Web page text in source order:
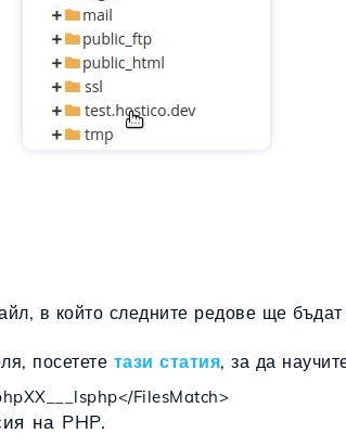
, в който следните редове ще бъдат
посетете тази статия, за да
FilesMatch>
на PHP.